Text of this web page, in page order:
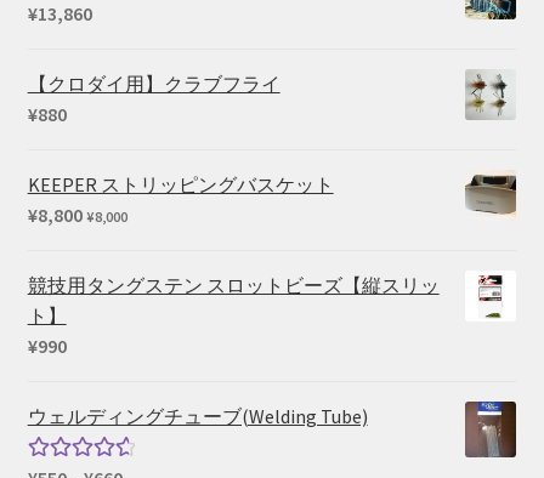
¥13,860
【クロダイ用】クラブフライ
¥880
KEEPER ストリッピングバスケット
¥8,800 ¥8,000
競技用タングステン スロットビーズ【縦スリッ
ト】
¥990
ウェルディングチューブ(Welding Tube)